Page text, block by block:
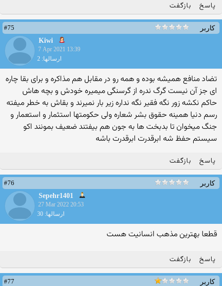
پاسخ بازگفت
کاربر
#75
Kiwi
7 Apr 2021 13:39
ارسالها: 2
تضاد منافع همیشه بوده و همه رو در مقابل هم مذاکره و برای بقا چاره
ای جز آن نیست گرگ ندره از گرسنگی میمیره خودش و بچه هاش
حاکم نکشه زور نگه فقیر نگه نداره زیر بار نمیرند و بقاش به خطر میفته
رسم دنیا همینه حقوق بشر شعاره ولی حکومتها استثمار و استعمار و
جنگ میخوان تا بدبخت ها به جون هم بیفتند ضعیف بمونند اکو
سیستم حفظ شه ابرقدرت ابرقدرت باشه
پاسخ بازگفت
کاربر
#76
Sepehr1401
27 Mar 2022 20:53
ارسالها: 30
قطعا بهترین مذهب انسانیت هست
پاسخ بازگفت
کاربر #77